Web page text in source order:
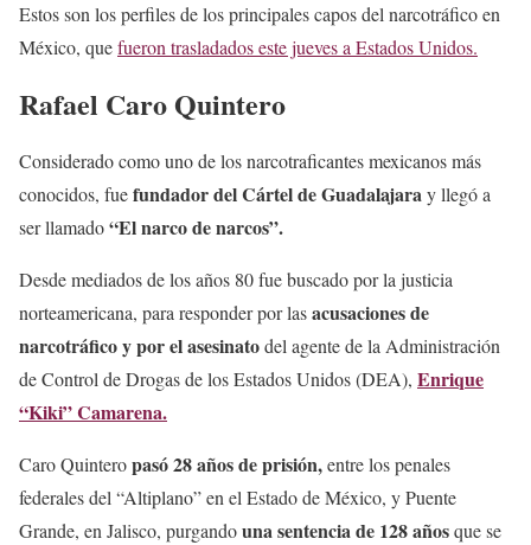
Estos son los perfiles de los principales capos del narcotráfico en
México, quefueron trasladados este jueves a Estados Unidos.
Rafael Caro Quintero
Considerado como uno de los narcotraficantes mexicanos más
conocidos, fuefundador del Cártel de Guadalajaray llegó a
ser llamado“El narco de narcos”.
Desde mediados de los años 80 fue buscado por la justicia
norteamericana, para responder por lasacusaciones de
narcotráfico y por el asesinatodel agente de la Administración
de Control de Drogas de los Estados Unidos (DEA), Enrique
“Kiki” Camarena.
Caro Quinteropasó 28 años de prisión,entre los penales
federales del “Altiplano” en el Estado de México, y Puente
Grande, en Jalisco, purgandouna sentencia de 128 añosque se